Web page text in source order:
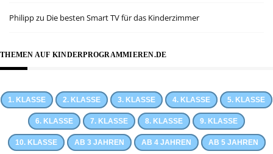
Philippzu Die besten Smart TV für das Kinderzimmer
THEMEN AUF KINDERPROGRAMMIEREN.DE
1. KLASSE 2. KLASSE 3. KLASSE 4. KLASSE 5. KLASSE
6. KLASSE 7. KLASSE 8. KLASSE 9. KLASSE
10. KLASSE AB 3 JAHREN AB 4 JAHREN AB 5 JAHREN